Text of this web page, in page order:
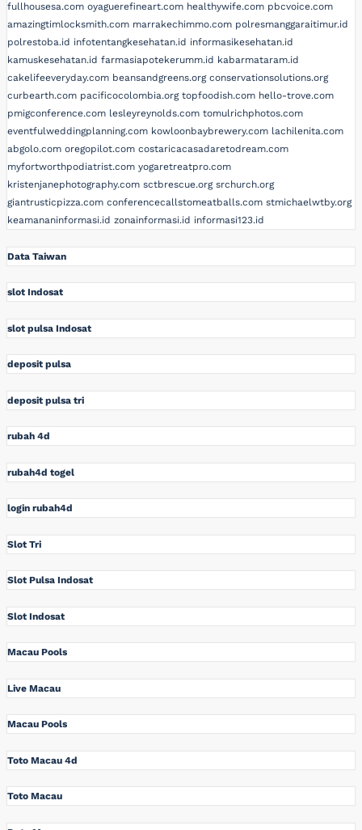
fullhousesa.com oyaguerefineart.com healthywife.com pbcvoice.com
amazingtimlocksmith.com marrakechimmo.com polresmanggaraitimur.id
polrestoba.id infotentangkesehatan.id informasikesehatan.id
kamuskesehatan.id farmasiapotekerumm.id kabarmataram.id
cakelifeeveryday.com beansandgreens.org conservationsolutions.org
curbearth.com pacificocolombia.org topfoodish.com hello-trove.com
pmigconference.com lesleyreynolds.com tomulrichphotos.com
eventfulweddingplanning.com kowloonbaybrewery.com lachilenita.com
abgolo.com oregopilot.com costaricacasadaretodream.com
myfortworthpodiatrist.com yogaretreatpro.com
kristenjanephotography.com sctbrescue.org srchurch.org
giantrusticpizza.com conferencecallstomeatballs.com stmichaelwtby.org
keamananinformasi.id zonainformasi.id informasi123.id
Data Taiwan
slot Indosat
slot pulsa Indosat
deposit pulsa
deposit pulsa tri
rubah 4d
rubah4d togel
login rubah4d
Slot Tri
Slot Pulsa Indosat
Slot Indosat
Macau Pools
Live Macau
Macau Pools
Toto Macau 4d
Toto Macau